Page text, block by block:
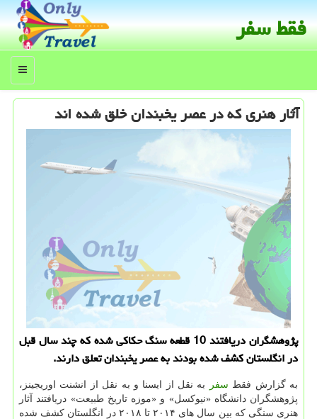
فقط سفر
منو
آثار هنری كه در عصر یخبندان خلق شده اند
پژوهشگران دریافتند 10 قطعه سنگ حكاكی شده كه چند سال قبل
در انگلستان كشف شده بودند به عصر یخبندان تعلق دارند.
به گزارش فقط سفر
به نقل از ایسنا و به نقل از انشنت اوریجینز،
پژوهشگران دانشگاه «نیوکسل» و «موزه تاریخ طبیعت» دریافتند آثار
هنری سنگی که بین سال های ۲۰۱۴ تا ۲۰۱۸ در انگلستان کشف شده